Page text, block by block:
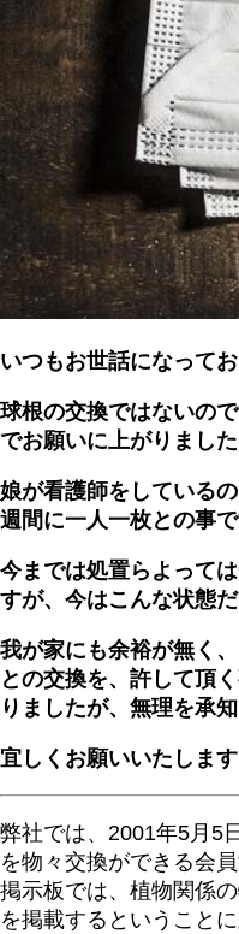
いつもお世話になってお
球根の交換ではないの
でお願いに上がりました
娘が看護師をしている
週間に一人一枚との事で
今までは処置らよって
すが、今はこんな状態
我が家にも余裕が無く
との交換を、許して頂
りましたが、無理を承
宜しくお願いいたします
弊社では、2001年5月5
を物々交換ができる会
掲示板では、植物関係
を掲載するということ